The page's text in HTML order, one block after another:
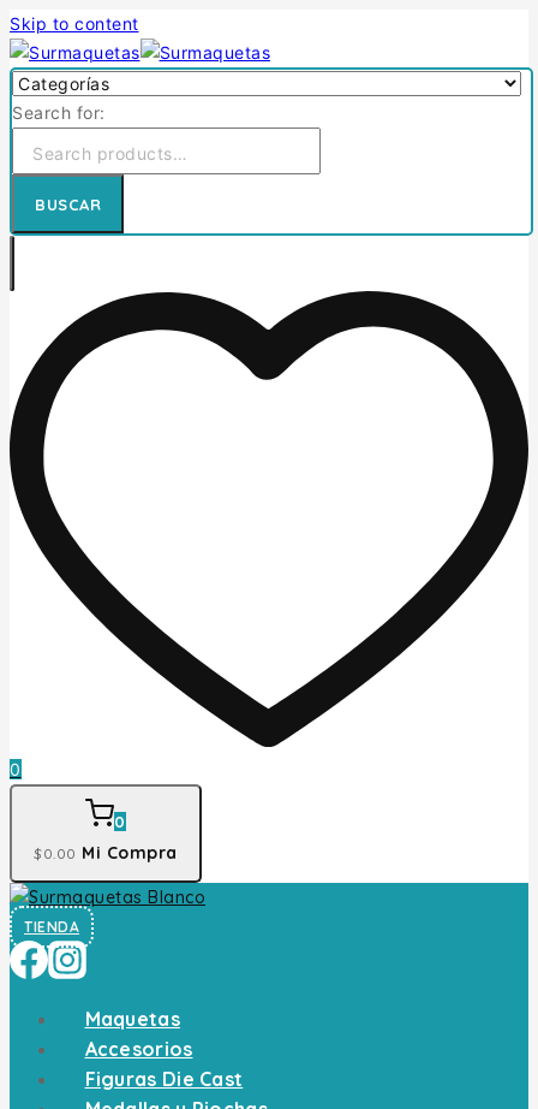
Skip to content
Search for:
BUSCAR
0
0
$0 .00 Mi Compra
TIENDA
Maquetas
Accesorios
Figuras Die Cast